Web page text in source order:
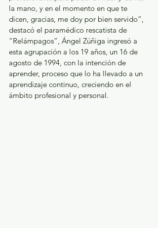
la mano, y en el momento en que te
dicen, gracias, me doy por bien servido”,
destacó el paramédico rescatista de
“Relámpagos”, Ángel Zúñiga ingresó a
esta agrupación a los 19 años, un 16 de
agosto de 1994, con la intención de
aprender, proceso que lo ha llevado a un
aprendizaje continuo, creciendo en el
ámbito profesional y personal.